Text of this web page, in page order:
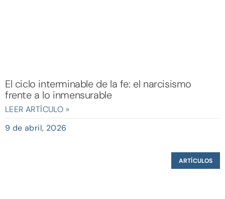
El ciclo interminable de la fe: el narcisismo
frente a lo inmensurable
LEER ARTÍCULO »
9 de abril, 2026
ARTÍCULOS